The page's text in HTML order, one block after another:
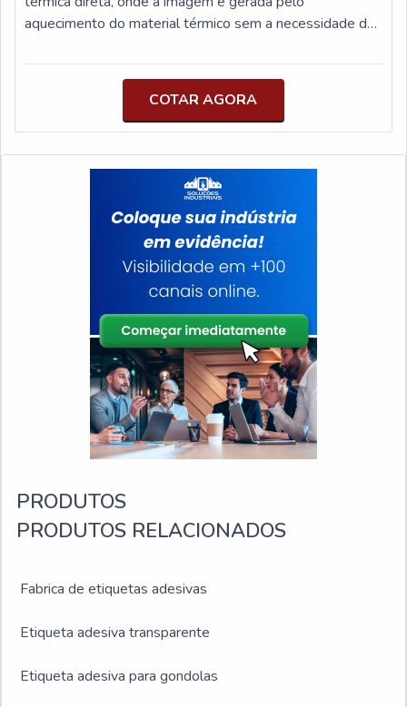
não cumprem com suas funções adequadamente. Assim,
é possível poupar gastos desnecessários.Existem
destaque quando pensamos em uma empresa que
entrega confiança e produtos de qualidade. Alguns
desses motivos são: Preço justo; Profissionais com
personalizado; Diversas opções de pagamento
disponíveis; Logística planejada para entregas em curto
prazo; Comprometimento com o resultado
final.QUALIDADE COMPROVADA NO
SEGMENTOSomente na Herrbaier é possível encontrar
a solução para quem busca etiquetas de segurança. Com
foco na experiência dos clientes, oferece itens variados
como etiqueta térmica adesiva e etiqueta para
congelados.Tudo isso por ser uma empresa inovadora e
comprometida com seus serviços, conquistas adquiridas
porque investiu em uma estrutura que hoje conta com
um parque industrial de alta qualidade onde são
realizadas as atividades e logística planejada para
entregas em curto prazo.Tudo isso, somado a uma
profissionais qualificados, fecha o ciclo de entrega com
excelência para toda a carteira de clientes.
aquecimento do material térmico sem a necessidade de
permanente, desenvolvido para aderir firmemente a
Impressão térmica direta, onde a imagem é gerada pelo
aquecimento do material térmico sem a necessidade de
fita de transferência.
COTAR AGORA
PRODUTOS
PRODUTOS RELACIONADOS
Fabrica de etiquetas adesivas
Etiqueta adesiva transparente
Etiqueta adesiva para gondolas